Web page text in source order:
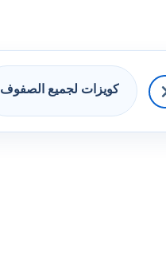
كويزات لجميع الصفوف